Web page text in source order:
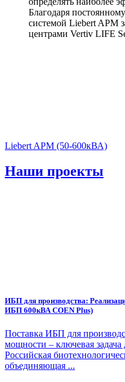
Благодаря
системой Liebert APM
центрами Vertiv LIFE
Liebert APM (50-600кВА)
Наши проекты
ИБП для производства:
ИБП 600кВА COEN Plus)
Поставка ИБП для
мощности – ключевая задача
Российская
объединяющая ...